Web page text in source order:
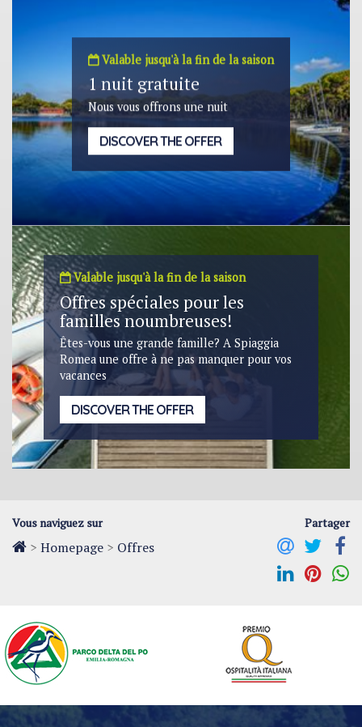
Valable jusqu'à la fin de la saison
1 nuit gratuite
Nous vous offrons une nuit
DISCOVER THE OFFER
Valable jusqu'à la fin de la saison
Offres spéciales pour les
familles noumbreuses!
Êtes-vous une grande famille? A Spiaggia
Romea une offre à ne pas manquer pour vos
vacances
DISCOVER THE OFFER
Vous naviguez sur
> Homepage > Offres
Partager